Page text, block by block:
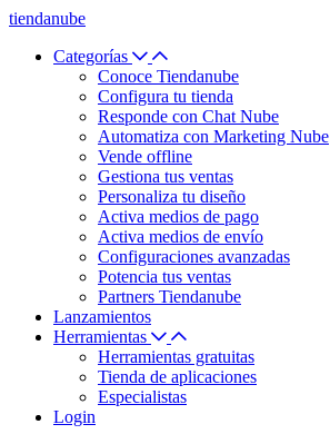
tiendanube
Categorías
Conoce Tiendanube
Configura tu tienda
Responde con Chat Nube
Automatiza con Marketing Nube
Vende offline
Gestiona tus ventas
Personaliza tu diseño
Activa medios de pago
Activa medios de envío
Configuraciones avanzadas
Potencia tus ventas
Partners Tiendanube
Lanzamientos
Herramientas
Herramientas gratuitas
Tienda de aplicaciones
Especialistas
Login